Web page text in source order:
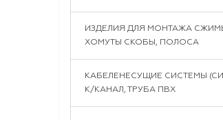
ИЗДЕЛИЯ ДЛЯ МОНТАЖА
ХОМУТЫ СКОБЫ, ПОЛОСА
КАБЕЛЕНЕСУЩИЕ СИСТЕМЫ
К/КАНАЛ, ТРУБА ПВХ